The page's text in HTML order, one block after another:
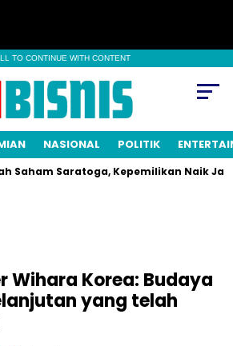
TO CONTINUE WITH CONTENT
NASIONAL POLITIK
Saratoga, Kepemilikan Naik Jadi
Wihara Korea: Budaya
yang telah